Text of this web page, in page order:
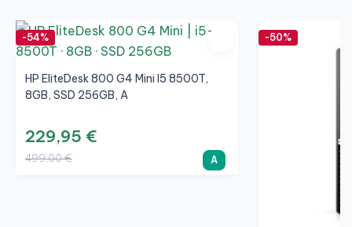
-54%
HP EliteDesk 800 G4 Mini I5 8500T,
8GB, SSD 256GB, A
229,95 €
499,00 € A
-50%